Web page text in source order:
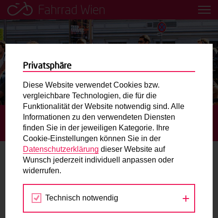
Fahrrad Wien
Leih dir einfach ein Transportfahrrad in deiner Nähe aus!
Mobilitätsbildung für Kinder und
Jugendliche
Radweg-Projektkarte
Routenplaner
Mit dem Fahrrad in Wien unterwegs? Hier finden Sie die
beste Route.
Wunschbox
Sie haben ein Anliegen zum Radverkehr? Schreiben Sie
STARTSEITE TERMINE
BIKE FESTIVAL UND
RADPARADE 2023
16.
APR
2023
Privatsphäre
Diese Website verwendet Cookies bzw.
vergleichbare Technologien, die für die
Funktionalität der Website notwendig sind. Alle
Informationen zu den verwendeten Diensten
finden Sie in der jeweiligen Kategorie. Ihre
Cookie-Einstellungen können Sie in der
Datenschutzerklärung dieser Website auf
Wunsch jederzeit individuell anpassen oder
widerrufen.
Technisch notwendig